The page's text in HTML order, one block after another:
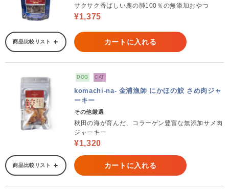
サクサク香ばしい鹿の肺100％の無添加おやつ
¥1,375
商品比較リスト カートに入れる
DOG CAT
komachi-na- 金浦漁師 にかほの鮫 さめ肉ジャ
ーキー
その他厳選
秋田の海が育んだ、コラーゲン豊富な無添加サメ肉
ジャーキー
¥1,320
商品比較リスト カートに入れる